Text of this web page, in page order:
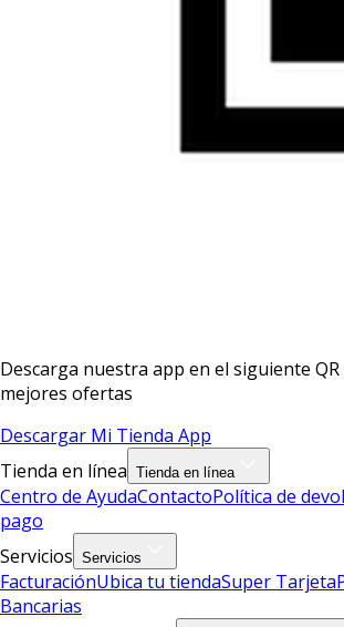
Descarga nuestra app en el siguiente QR
mejores ofertas
Descargar Mi Tienda App
Tienda en línea Tienda en línea
Centro de AyudaContactoPolítica de
pago
Servicios Servicios
FacturaciónUbica tu tiendaSuper Tarjeta
Bancarias